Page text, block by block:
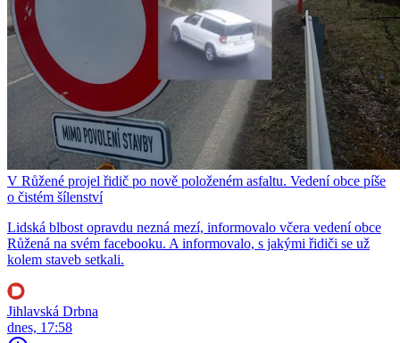
V Růžené projel řidič po nově položeném asfaltu. Vedení obce píše
o čistém šílenství
Lidská blbost opravdu nezná mezí, informovalo včera vedení obce
Růžená na svém facebooku. A informovalo, s jakými řidiči se už
kolem staveb setkali.
Jihlavská Drbna
dnes, 17:58